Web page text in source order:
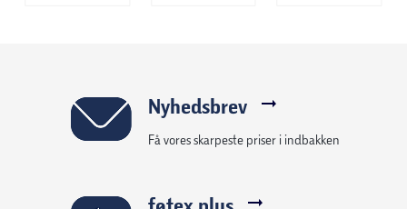
Nyhedsbrev
Få vores skarpeste priser i indbakken